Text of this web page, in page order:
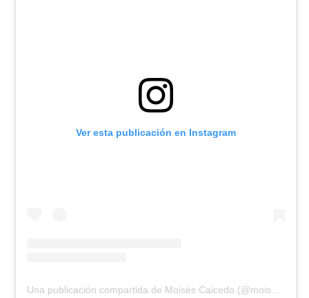
Ver esta publicación en Instagram